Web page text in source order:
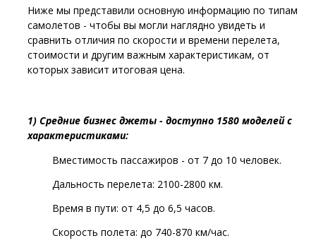
Ниже мы представили основную информацию по типам
самолетов - чтобы вы могли наглядно увидеть и
сравнить отличия по скорости и времени перелета,
стоимости и другим важным характеристикам, от
которых зависит итоговая цена.
1) Средние бизнес джеты - доступно 1580 моделей с
характеристиками:
Вместимость пассажиров - от 7 до 10 человек.
Дальность перелета: 2100-2800 км.
Время в пути: от 4,5 до 6,5 часов.
Скорость полета: до 740-870 км/час.